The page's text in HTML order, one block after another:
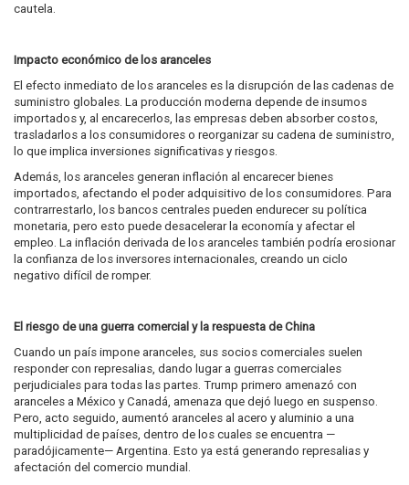
cautela.
Impacto económico de los aranceles
El efecto inmediato de los aranceles es la disrupción de las cadenas de
suministro globales. La producción moderna depende de insumos
importados y, al encarecerlos, las empresas deben absorber costos,
trasladarlos a los consumidores o reorganizar su cadena de suministro,
lo que implica inversiones significativas y riesgos.
Además, los aranceles generan inflación al encarecer bienes
importados, afectando el poder adquisitivo de los consumidores. Para
contrarrestarlo, los bancos centrales pueden endurecer su política
monetaria, pero esto puede desacelerar la economía y afectar el
empleo. La inflación derivada de los aranceles también podría erosionar
la confianza de los inversores internacionales, creando un ciclo
negativo difícil de romper.
El riesgo de una guerra comercial y la respuesta de China
Cuando un país impone aranceles, sus socios comerciales suelen
responder con represalias, dando lugar a guerras comerciales
perjudiciales para todas las partes. Trump primero amenazó con
aranceles a México y Canadá, amenaza que dejó luego en suspenso.
Pero, acto seguido, aumentó aranceles al acero y aluminio a una
multiplicidad de países, dentro de los cuales se encuentra —
paradójicamente— Argentina. Esto ya está generando represalias y
afectación del comercio mundial.